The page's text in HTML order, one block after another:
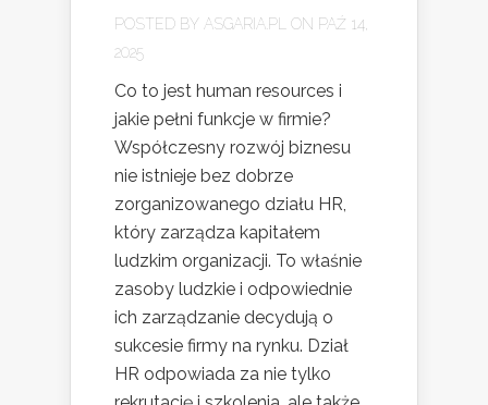
POSTED BY ASGARIA.PL
ON PAŹ 14,
2025
Co to jest human resources i
jakie pełni funkcje w firmie?
Współczesny rozwój biznesu
nie istnieje bez dobrze
zorganizowanego działu HR,
który zarządza kapitałem
ludzkim organizacji. To właśnie
zasoby ludzkie i odpowiednie
ich zarządzanie decydują o
sukcesie firmy na rynku. Dział
HR odpowiada za nie tylko